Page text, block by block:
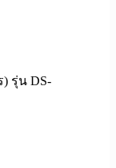
รุ่น DS-